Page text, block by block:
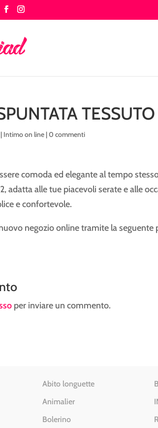
| Intimo on line |0 commenti
comoda ed elegante al tempo
adatta alle tue piacevoli serate e alle
e confortevole.
negozio online tramite la seguente
per inviare un commento.
Abito longuette
Animalier
Bolerino